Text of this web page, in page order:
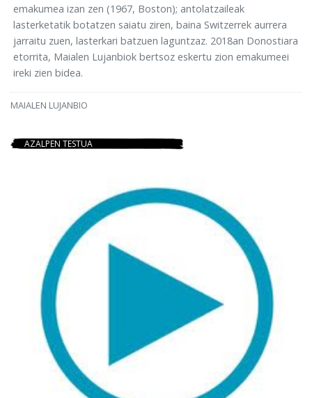
emakumea izan zen (1967, Boston); antolatzaileak
lasterketatik botatzen saiatu ziren, baina Switzerrek aurrera
jarraitu zuen, lasterkari batzuen laguntzaz. 2018an Donostiara
etorrita, Maialen Lujanbiok bertsoz eskertu zion emakumeei
ireki zien bidea.
MAIALEN LUJANBIO
AZALPEN TESTUA